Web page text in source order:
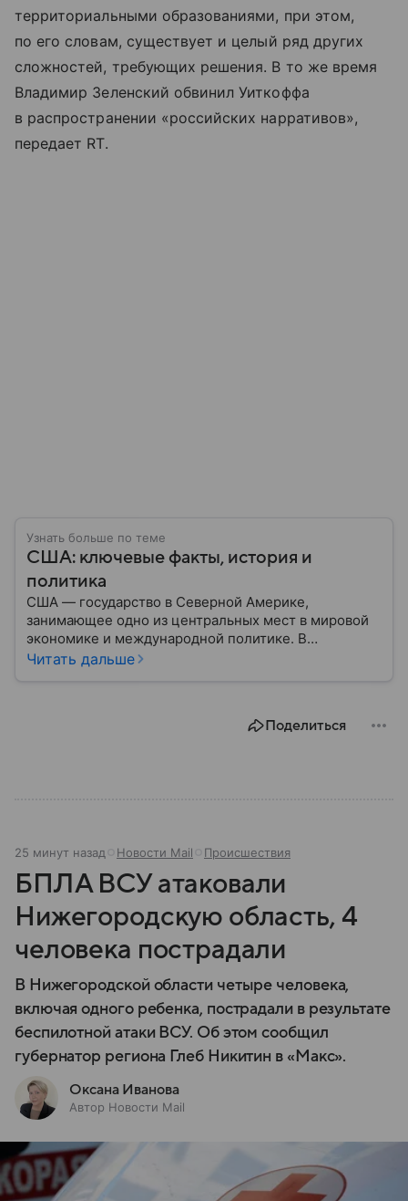
территориальными образованиями, при этом,
по его словам, существует и целый ряд других
сложностей, требующих решения. В то же время
Владимир Зеленский обвинил Уиткоффа
в распространении «российских нарративов»,
передает RT.
Узнать больше по теме
США: ключевые факты, история и
политика
США — государство в Северной Америке,
занимающее одно из центральных мест в мировой
экономике и международной политике. В
материале — основные сведения об этой стране.
Читать дальше
Поделиться
25 минут назад Новости Mail Происшествия
БПЛА ВСУ атаковали
Нижегородскую область, 4
человека пострадали
В Нижегородской области четыре человека,
включая одного ребенка, пострадали в результате
беспилотной атаки ВСУ. Об этом сообщил
губернатор региона Глеб Никитин в «Макс».
Оксана Иванова
Автор Новости Mail